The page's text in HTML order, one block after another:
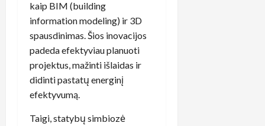
kaip BIM (building
information modeling) ir 3D
spausdinimas. Šios inovacijos
padeda efektyviau planuoti
projektus, mažinti išlaidas ir
didinti pastatų energinį
efektyvumą.
Taigi, statybų simbiozė